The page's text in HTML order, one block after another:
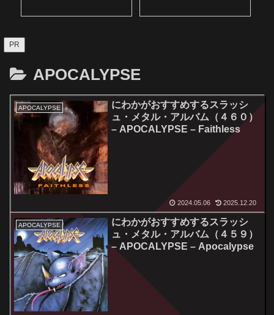
PR
APOCALYPSE
APOCALYPSE
にわかがおすすめするスラッシ
ュ・メタル・アルバム（４６０）
– APOCALYPSE – Faithless
2024.05.06 2025.12.20
APOCALYPSE
にわかがおすすめするスラッシ
ュ・メタル・アルバム（４５９）
– APOCALYPSE – Apocalypse